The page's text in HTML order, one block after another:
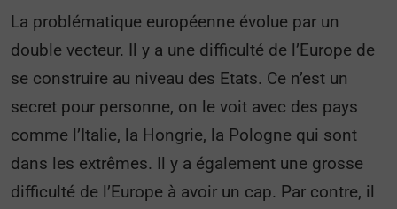
La problématique européenne évolue par un
double vecteur. Il y a une difficulté de l’Europe de
se construire au niveau des Etats. Ce n’est un
secret pour personne, on le voit avec des pays
comme l’Italie, la Hongrie, la Pologne qui sont
dans les extrêmes. Il y a également une grosse
difficulté de l’Europe à avoir un cap. Par contre, il